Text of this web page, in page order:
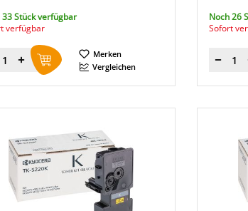
33 Stück verfügbar
verfügbar
Merken
Vergleichen
Noch 26
Sofort
Menge